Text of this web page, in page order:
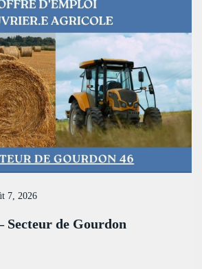
7, 2026
Secteur de Gourdon